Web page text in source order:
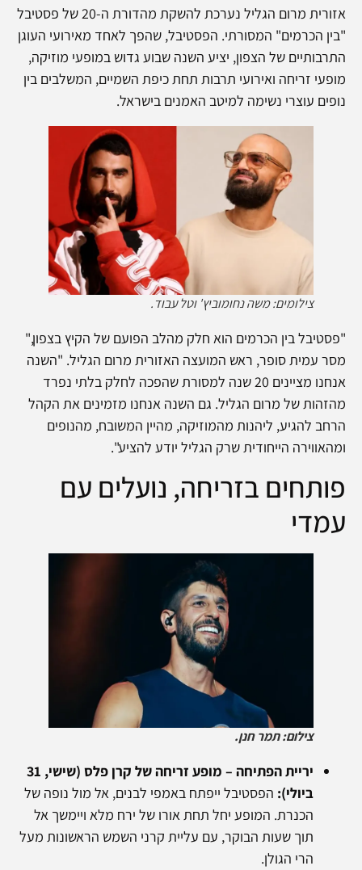
אזורית מרום הגליל נערכת להשקת מהדורת ה-20 של פסטיבל
"בין הכרמים" המסורתי. הפסטיבל, שהפך לאחד מאירועי העוגן
התרבותיים של הצפון, יציע השנה שבוע גדוש במופעי מוזיקה,
מופעי זריחה ואירועי תרבות תחת כיפת השמיים, המשלבים בין
נופים עוצרי נשימה למיטב האמנים בישראל.
צילומים: משה נחומוביץ' וטל עבוד.
"פסטיבל בין הכרמים הוא חלק מהלב הפועם של הקיץ בצפון,"
מסר עמית סופר, ראש המועצה האזורית מרום הגליל. "השנה
אנחנו מציינים 20 שנה למסורת שהפכה לחלק בלתי נפרד
מהזהות של מרום הגליל. גם השנה אנחנו מזמינים את הקהל
הרחב להגיע, ליהנות מהמוזיקה, מהיין המשובח, מהנופים
ומהאווירה הייחודית שרק הגליל יודע להציע".
פותחים בזריחה, נועלים עם
עמדי
צילום: תמר חנן.
יריית הפתיחה – מופע זריחה של קרן פלס (שישי, 31
ביולי): הפסטיבל ייפתח באמפי לבנים, אל מול נופה של
הכנרת. המופע יחל תחת אורו של ירח מלא ויימשך אל
תוך שעות הבוקר, עם עליית קרני השמש הראשונות מעל
הרי הגולן.